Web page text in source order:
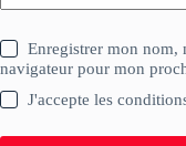
Enregistrer mon nom,
navigateur pour mon
J'accepte les